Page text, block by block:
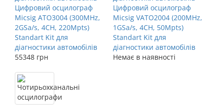
Цифровий осцилограф
Micsig ATO3004 (300MHz,
2GSa/s, 4CH, 220Mpts)
Standart Kit для
діагностики автомобілів
55348 грн
Цифровий осцилограф
Micsig VATO2004 (200MHz,
1GSa/s, 4CH, 50Mpts)
Standart Kit для
діагностики автомобілів
Немає в наявності